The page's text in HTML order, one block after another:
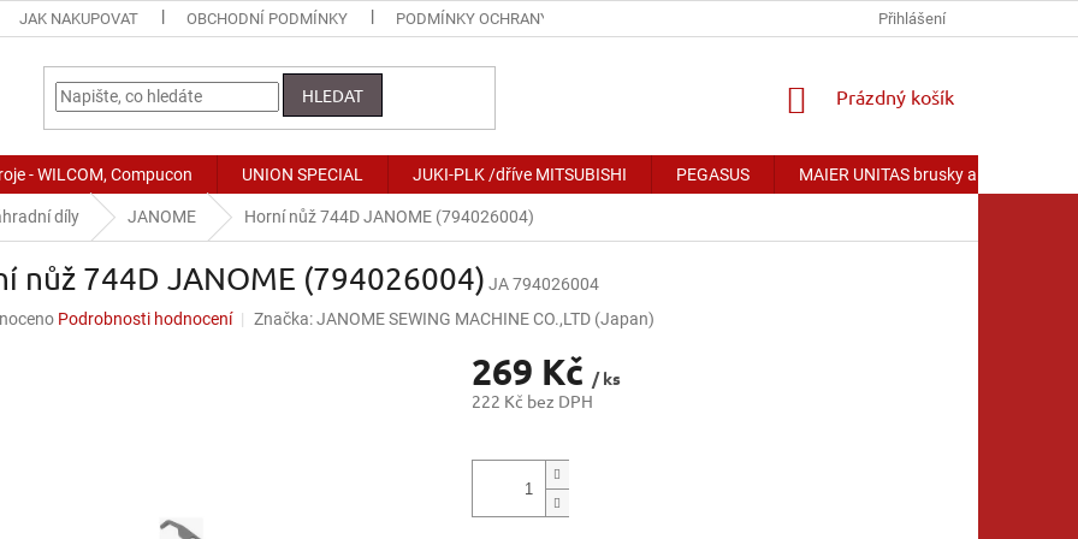
JAK NAKUPOVAT OBCHODNÍ PODMÍNKY PODMÍNKY OCHRANY OSOBNÍCH ÚDAJŮ Přihlášení
HLEDAT
NÁKUPNÍ
Prázdný košík
- WILCOM, Compucon UNION SPECIAL JUKI-PLK /dříve MITSUBISHI PEGASUS MAIER UNITAS brusky a příslušenství
díly JANOME Horní nůž 744D JANOME (794026004)
nůž 744D JANOME (794026004) JA 794026004
Podrobnosti hodnocení Značka:JANOME SEWING MACHINE CO.,LTD (Japan)
269 Kč / ks
222 Kč bez DPH
cena: